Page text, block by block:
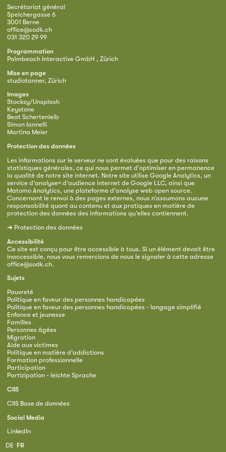
Secrétariat général
Speichergasse 6
3001 Berne
office@sodk.ch
031 320 29 99
Programmation
Palmbeach Interactive GmbH , Zürich
Mise en page
studiotanner, Zürich
Images
Stocksy/Unsplash
Keystone
Beat Schertenleib
Simon Iannelli
Martina Meier
Protection des données
Les informations sur le serveur ne sont évaluées que pour des raisons
statistiques générales, ce qui nous permet d’optimiser en permanence
la qualité de notre site internet. Notre site utilise Google Analytics, un
service d’analyse< d’audience internet de Google LLC, ainsi que
Matomo Analytics, une plateforme d'analyse web open source.
Concernant le renvoi à des pages externes, nous n’assumons aucune
responsabilité quant au contenu et aux pratiques en matière de
protection des données des informations qu’elles contiennent.
➜ Protection des données
Accessibilité
Ce site est conçu pour être accessible à tous. Si un élément devait être
inaccessible, nous vous remercions de nous le signaler à cette adresse
office@sodk.ch.
Sujets
Pauvreté
Politique en faveur des personnes handicapées
Politique en faveur des personnes handicapées - langage simplifié
Enfance et jeunesse
Familles
Personnes âgées
Migration
Aide aux victimes
Politique en matière d’addictions
Formation professionnelle
Participation
Partizipation - leichte Sprache
CIIS
CIIS Base de données
Social Media
LinkedIn
DE FR